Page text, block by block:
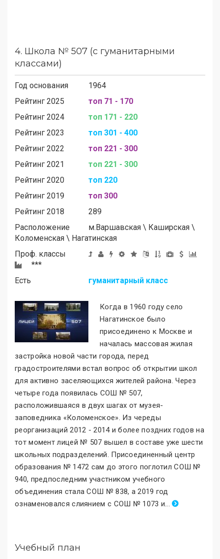
4. Школа № 507 (с гуманитарными
классами)
Год основания
1964
Рейтинг 2025
топ 71 - 170
Рейтинг 2024
топ 171 - 220
Рейтинг 2023
топ 301 - 400
Рейтинг 2022
топ 221 - 300
Рейтинг 2021
топ 221 - 300
Рейтинг 2020
топ 220
Рейтинг 2019
топ 300
Рейтинг 2018
289
Расположение
м.Варшавская \ Каширская \
Коломенская \ Нагатинская
Проф. классы
***
Есть
гуманитарный класс
Когда в 1960 году село
Нагатинское было
присоединено к Москве и
началась массовая жилая
застройка новой части города, перед
градостроителями встал вопрос об открытии школ
для активно заселяющихся жителей района. Через
четыре года появилась СОШ № 507,
расположившаяся в двух шагах от музея-
заповедника «Коломенское». Из череды
реорганизаций 2012 - 2014 и более поздних годов на
тот момент лицей № 507 вышел в составе уже шести
школьных подразделений. Присоединенный центр
образования № 1472 сам до этого поглотил СОШ №
940, предпоследним участником учебного
объединения стала СОШ № 838, а 2019 год
ознаменовался слиянием с СОШ № 1073 и...
Учебный план